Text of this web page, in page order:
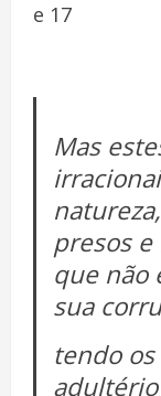
e 17
Mas
presos
que não
sua
tendo